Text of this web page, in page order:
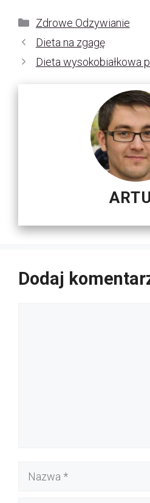
Kategorie
Zdrowe Odzywianie
Dieta na zgagę
Dieta wysokobiałkowa
Dodaj
Nazwa